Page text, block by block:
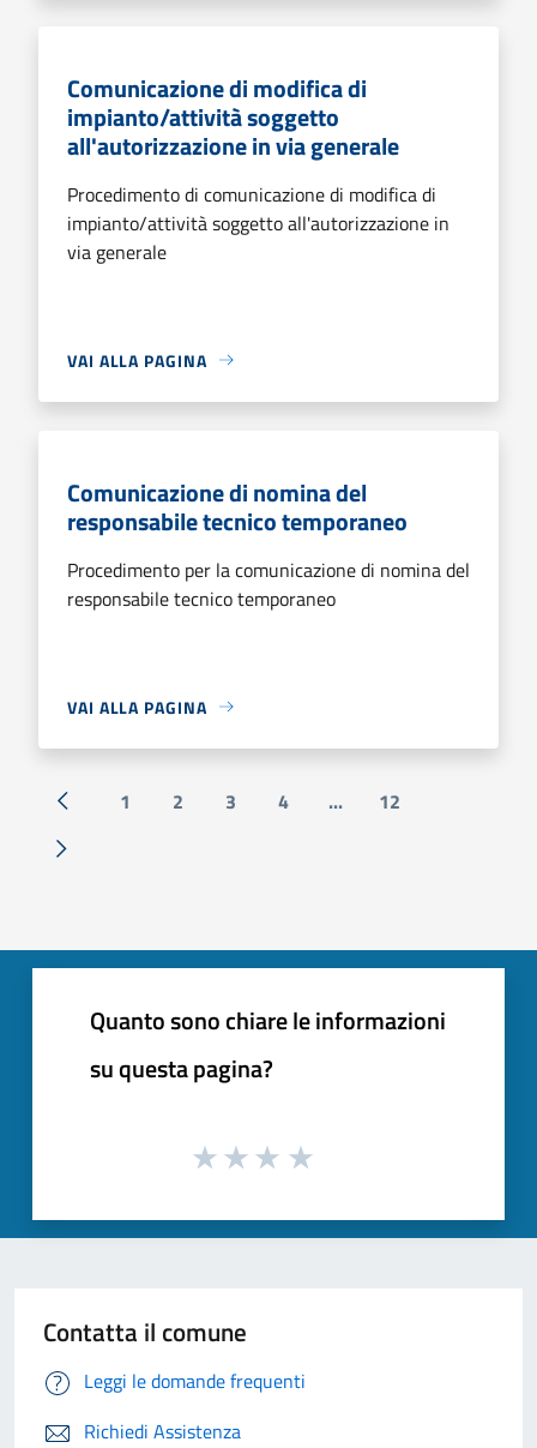
Comunicazione di modifica di
impianto/attività soggetto
all'autorizzazione in via generale
Procedimento di comunicazione di modifica di
impianto/attività soggetto all'autorizzazione in
via generale
VAI ALLA PAGINA
Comunicazione di nomina del
responsabile tecnico temporaneo
Procedimento per la comunicazione di nomina del
responsabile tecnico temporaneo
VAI ALLA PAGINA
« Precedente
1 2 3 4 ... 12
Successiva »
Quanto sono chiare le informazioni
su questa pagina?
Contatta il comune
Leggi le domande frequenti
Richiedi Assistenza